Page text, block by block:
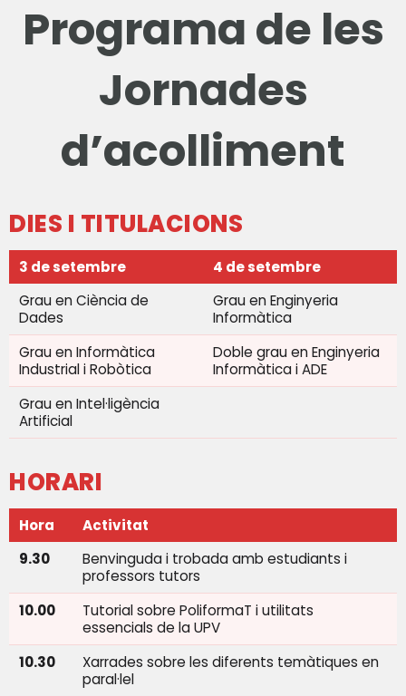
Programa de les
Jornades
d’acolliment
DIES I TITULACIONS
3 de setembre
4 de setembre
Grau en Ciència de
Dades
Grau en Enginyeria
Informàtica
Grau en Informàtica
Industrial i Robòtica
Doble grau en Enginyeria
Informàtica i ADE
Grau en Intel·ligència
Artificial
HORARI
Hora
Activitat
9.30
Benvinguda i trobada amb estudiants i
professors tutors
10.00
Tutorial sobre PoliformaT i utilitats
essencials de la UPV
10.30
Xarrades sobre les diferents temàtiques en
paral·lel